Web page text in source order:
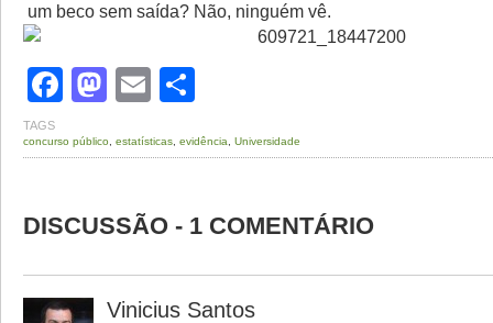
um beco sem saída? Não, ninguém vê.
Facebook
Mastodon
Email
TAGS
concurso público estatísticas evidência Universidade
DISCUSSÃO - 1 COMENTÁRIO
Vinicius Santos